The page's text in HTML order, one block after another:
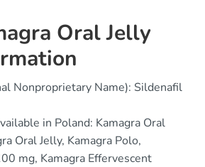
Oral Jelly
Nonproprietary Name): Sildenafil
in Poland: Kamagra Oral
Oral Jelly, Kamagra Polo,
mg, Kamagra Effervescent